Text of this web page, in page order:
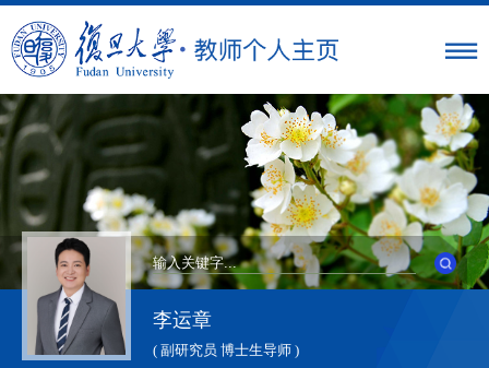
李运章
( 副研究员 博士生导师 )